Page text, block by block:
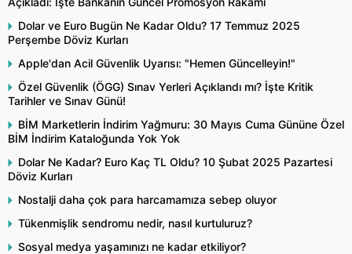
Dolar ve Euro Bugün Ne Kadar Oldu? 17 Temmuz 2025
Perşembe Döviz Kurları
Apple'dan Acil Güvenlik Uyarısı: "Hemen Güncelleyin!"
Özel Güvenlik (ÖGG) Sınav Yerleri Açıklandı mı? İşte Kritik
Tarihler ve Sınav Günü!
BİM Marketlerin İndirim Yağmuru: 30 Mayıs Cuma Gününe Özel
BİM İndirim Kataloğunda Yok Yok
Dolar Ne Kadar? Euro Kaç TL Oldu? 10 Şubat 2025 Pazartesi
Döviz Kurları
Nostalji daha çok para harcamamıza sebep oluyor
Tükenmişlik sendromu nedir, nasıl kurtuluruz?
Sosyal medya yaşamınızı ne kadar etkiliyor?